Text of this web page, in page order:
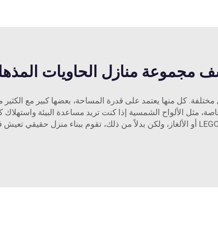
مجموعة منازل الحاويات
كل منها يعتمد على قدرة المساحة، بعضها كبير مع
الألواح الشمسية إذا كنت تريد مساعدة البيئة واستهلاك